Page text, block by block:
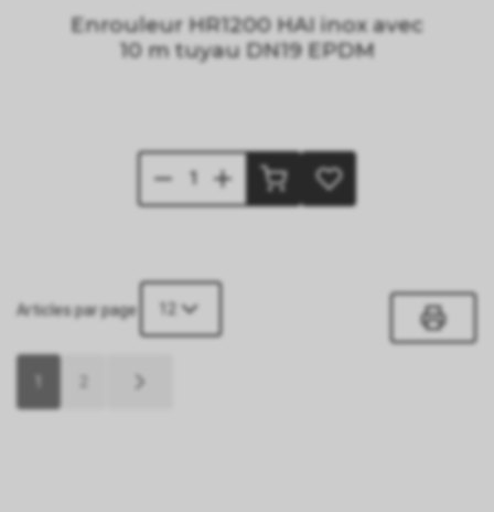
Enrouleur HR1200 HAI inox avec
10 m tuyau DN19 EPDM
Articles par page